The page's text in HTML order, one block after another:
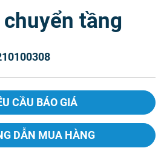
tầng
CẦU BÁO GIÁ
DẪN MUA HÀNG